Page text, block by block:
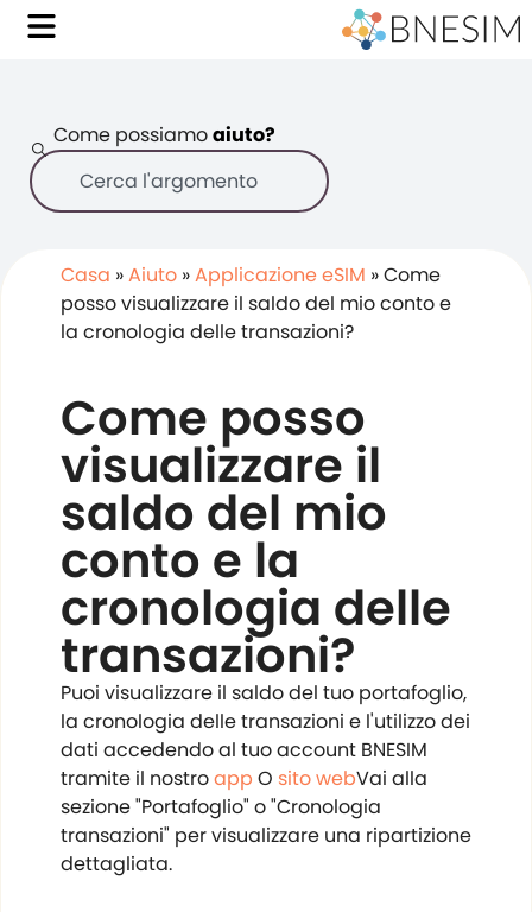
Come possiamoaiuto?
Casa »Aiuto »Applicazione eSIM »Come
posso visualizzare il saldo del mio conto e
la cronologia delle transazioni?
Come posso
visualizzare il
saldo del mio
conto e la
cronologia delle
transazioni?
Puoi visualizzare il saldo del tuo portafoglio,
la cronologia delle transazioni e l'utilizzo dei
dati accedendo al tuo account BNESIM
tramite il nostroapp O sito webVai alla
sezione "Portafoglio" o "Cronologia
transazioni" per visualizzare una ripartizione
dettagliata.